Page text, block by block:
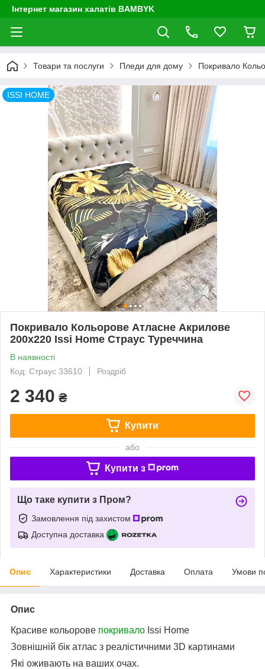
Інтернет магазин халатів BAMBYK
Товари та послуги Пледи для дому Покривало
ISSI HOME
Покривало Кольорове Атласне Акрилове
200x220 Issi Home Страус Туреччина
В наявності
Код: Страус 33610
Роздріб
2 340 ₴
Купити
або
Купити з
Що таке купити з Пром?
Замовлення під захистом
Доступна доставка
Опис Характеристики Доставка Оплата Умови
Опис
Красиве кольорове покривало Issi Home
Зовнішній бік атлас з реалістичними 3D картинами
Які оживають на ваших очах.